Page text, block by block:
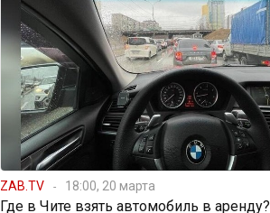
ZAB.TV 18:00, 20 марта
Где в Чите взять автомобиль в аренду?